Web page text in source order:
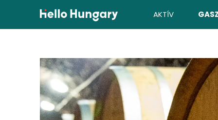
Ugrás a tartalomhoz AKTÍV